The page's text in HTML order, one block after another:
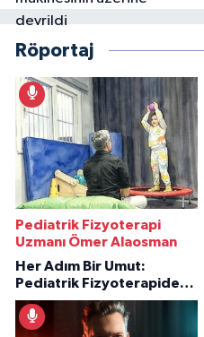
Röportaj
Pediatrik Fizyoterapi
Uzmanı Ömer Alaosman
Her Adım Bir Umut:
Pediatrik Fizyoterapiden
İlham Veren Hikâyeler